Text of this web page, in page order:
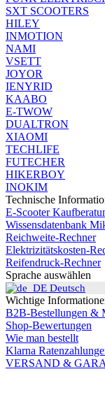
SXT SCOOTERS
HILEY
INMOTION
NAMI
VSETT
JOYOR
IENYRID
KAABO
E-TWOW
DUALTRON
XIAOMI
TECHLIFE
FUTECHER
HIKERBOY
INOKIM
Technische
E-Scooter
Wissensdatenbank
Reichweite-Rechner
Elektrizitätskosten-
Reifendruck-Rechner
Sprache auswählen
Deutsch
Wichtige
B2B-Bestellungen &
Shop-Bewertungen
Wie man bestellt
Klarna
VERSAND &